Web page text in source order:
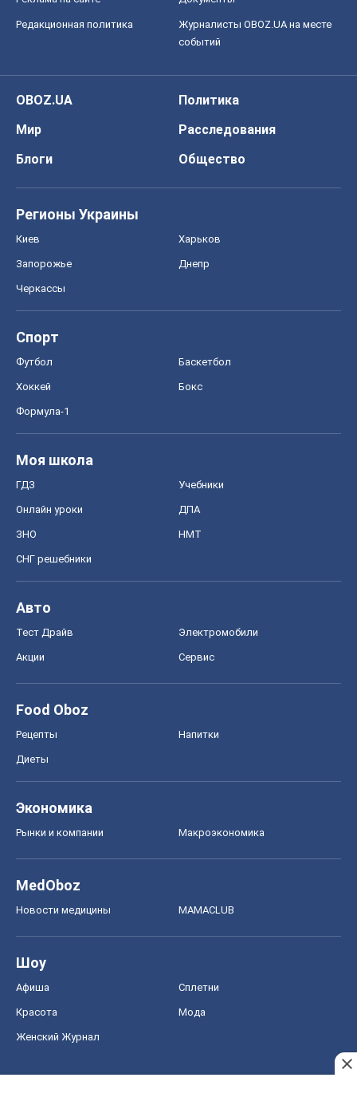
Редакционная политика
Журналисты OBOZ.UA на месте
событий
OBOZ.UA
Политика
Мир
Расследования
Блоги
Общество
Регионы Украины
Киев Харьков
Запорожье Днепр
Черкассы
Спорт
Футбол Баскетбол
Хоккей Бокс
Формула-1
Моя школа
ГДЗ Учебники
Онлайн уроки ДПА
ЗНО НМТ
СНГ решебники
Авто
Тест Драйв Электромобили
Акции Сервис
Food Oboz
Рецепты Напитки
Диеты
Экономика
Рынки и компании Mакроэкономика
MedOboz
Новости медицины MAMACLUB
Шоу
Афиша Сплетни
Красота Мода
Женский Журнал